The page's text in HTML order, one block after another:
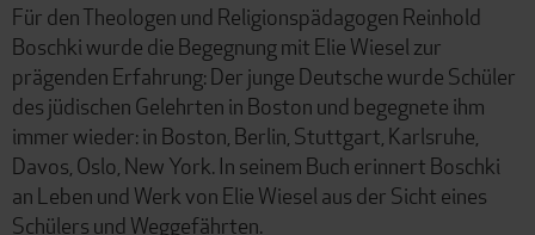
Für den Theologen und Religionspädagogen Reinhold
Boschki wurde die Begegnung mit Elie Wiesel zur
prägenden Erfahrung: Der junge Deutsche wurde Schüler
des jüdischen Gelehrten in Boston und begegnete ihm
immer wieder: in Boston, Berlin, Stuttgart, Karlsruhe,
Davos, Oslo, New York. In seinem Buch erinnert Boschki
an Leben und Werk von Elie Wiesel aus der Sicht eines
Schülers und Weggefährten.